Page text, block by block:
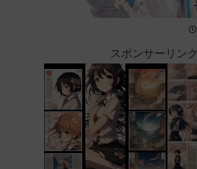
スポンサーリンク